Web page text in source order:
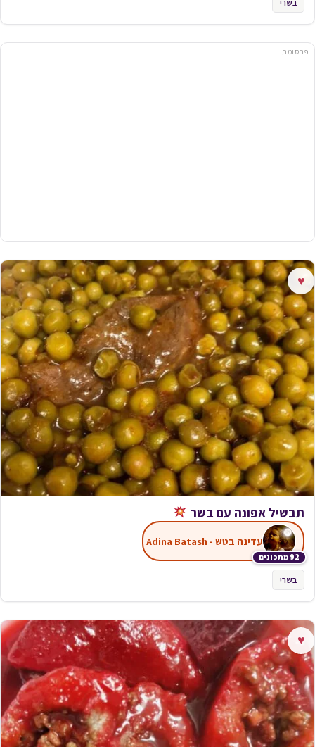
בשרי
פרסומת
♥
תבשיל אפונה עם בשר
92 מתכונים
עדינה בטש - Adina Batash
בשרי
♥